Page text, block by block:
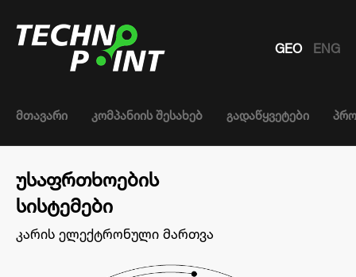
GEO ENG
მთავარი კომპანიის შესახებ გადაწყვეტები
უსაფრთხოების
სისტემები
კარის ელექტრონული მართვა